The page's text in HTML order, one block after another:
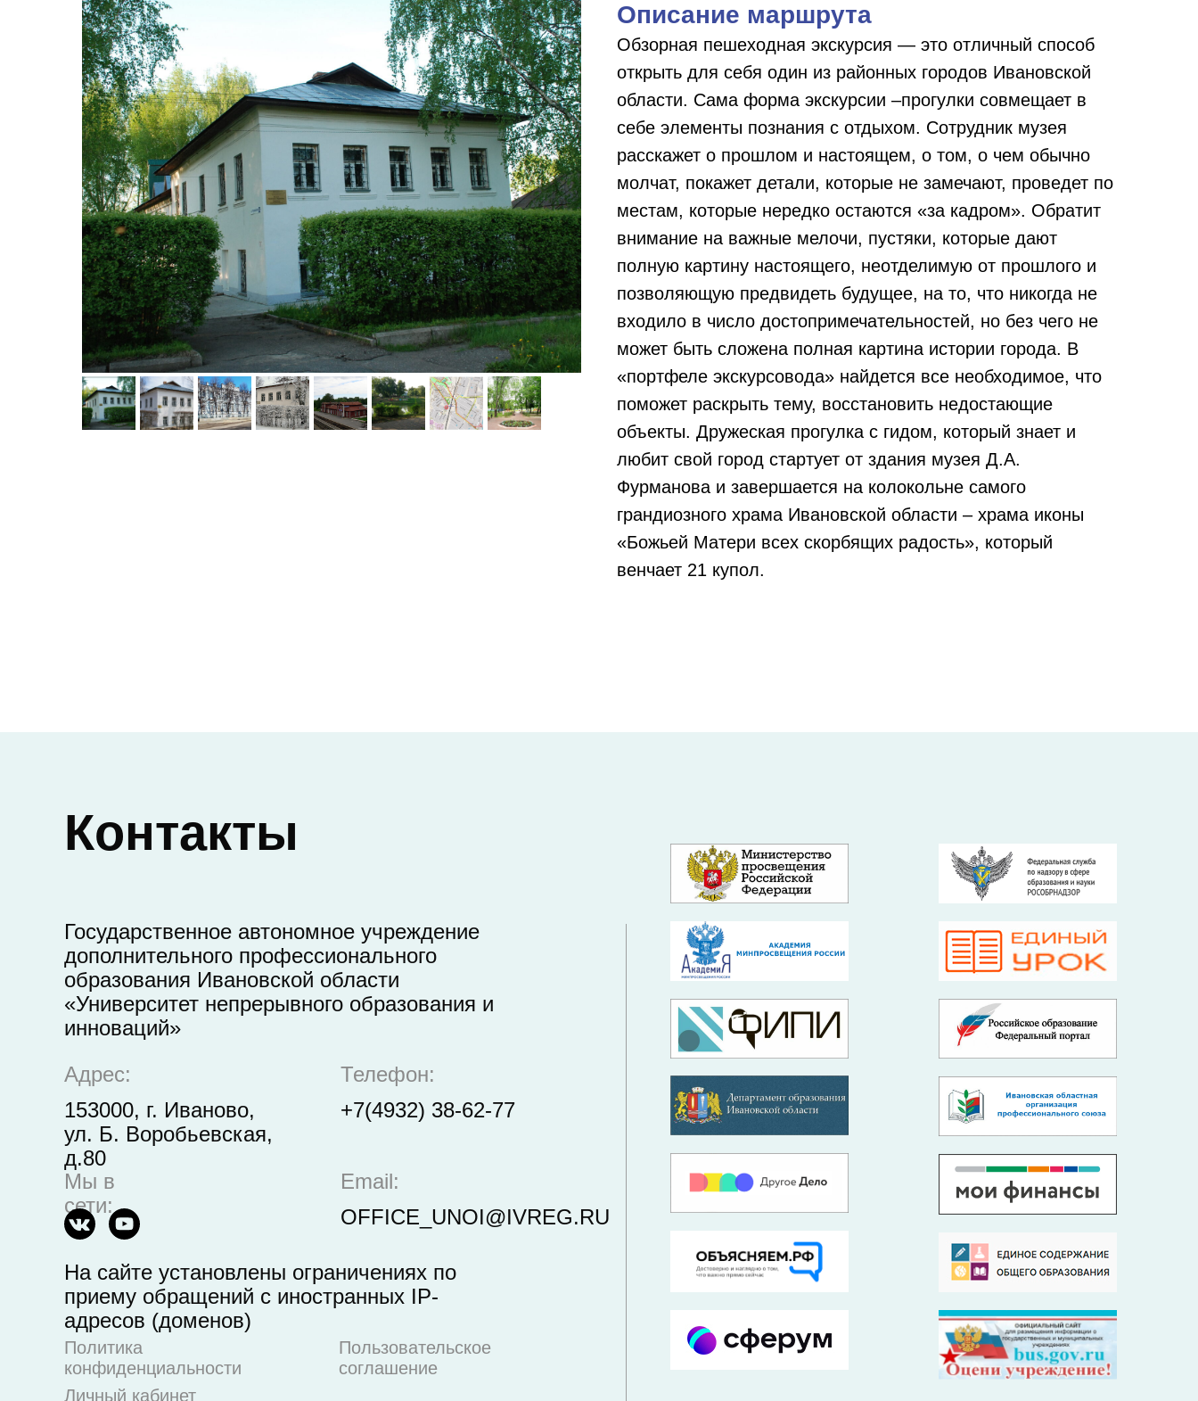
Описание маршрута
Обзорная пешеходная экскурсия — это отличный способ
открыть для себя один из районных городов Ивановской
области. Сама форма экскурсии –прогулки совмещает в
себе элементы познания с отдыхом. Сотрудник музея
расскажет о прошлом и настоящем, о том, о чем обычно
молчат, покажет детали, которые не замечают, проведет по
местам, которые нередко остаются «за кадром». Обратит
внимание на важные мелочи, пустяки, которые дают
полную картину настоящего, неотделимую от прошлого и
позволяющую предвидеть будущее, на то, что никогда не
входило в число достопримечательностей, но без чего не
может быть сложена полная картина истории города. В
«портфеле экскурсовода» найдется все необходимое, что
поможет раскрыть тему, восстановить недостающие
объекты. Дружеская прогулка с гидом, который знает и
любит свой город стартует от здания музея Д.А.
Фурманова и завершается на колокольне самого
грандиозного храма Ивановской области – храма иконы
«Божьей Матери всех скорбящих радость», который
венчает 21 купол.
Государственное автономное учреждение
дополнительного профессионального
образования Ивановской области
«Университет непрерывного образования и
инноваций»
Адрес:
153000, г. Иваново,
ул. Б. Воробьевская,
д.80
На сайте установлены ограничениях по
приему обращений с иностранных IP-
адресов (доменов)
Мы в
сети:
Контакты
Телефон:
+7(4932) 38-62-77
Политика
конфиденциальности
Пользовательское
соглашение
Полезные
ссылки:
Email:
OFFICE_UNOI@IVREG.RU
Личный кабинет